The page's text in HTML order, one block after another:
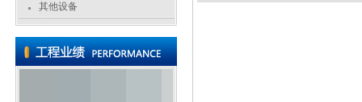
其他设备